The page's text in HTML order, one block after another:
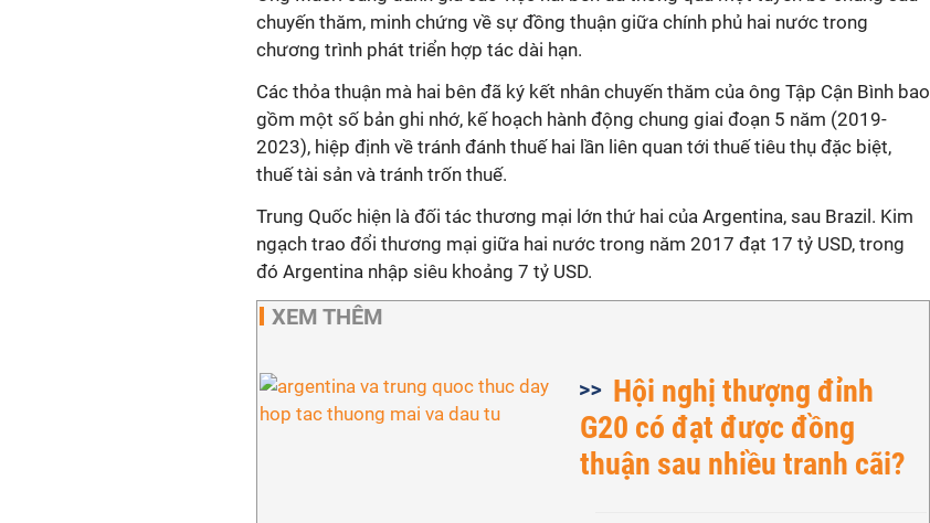
chuyến thăm, minh chứng về sự đồng thuận giữa chính phủ hai nước trong
chương trình phát triển hợp tác dài hạn.
Các thỏa thuận mà hai bên đã ký kết nhân chuyến thăm của ông Tập Cận Bình bao
gồm một số bản ghi nhớ, kế hoạch hành động chung giai đoạn 5 năm (2019-
2023), hiệp định về tránh đánh thuế hai lần liên quan tới thuế tiêu thụ đặc biệt,
thuế tài sản và tránh trốn thuế.
Trung Quốc hiện là đối tác thương mại lớn thứ hai của Argentina, sau Brazil. Kim
ngạch trao đổi thương mại giữa hai nước trong năm 2017 đạt 17 tỷ USD, trong
đó Argentina nhập siêu khoảng 7 tỷ USD.
XEM THÊM
Hội nghị thượng đỉnh
G20 có đạt được đồng
thuận sau nhiều tranh cãi?